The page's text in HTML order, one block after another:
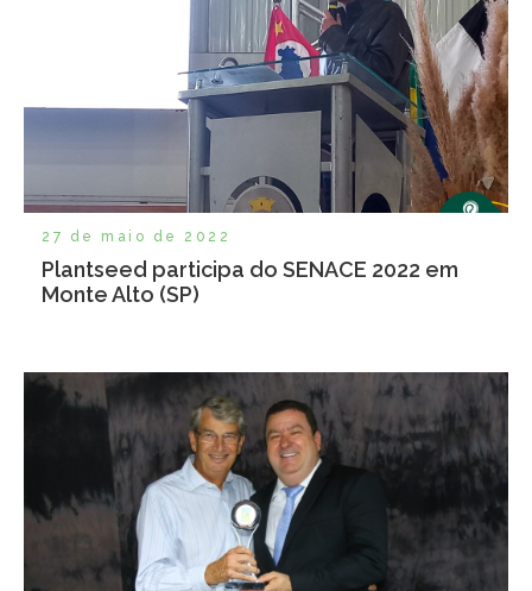
27 de maio de 2022
Plantseed participa do SENACE 2022 em
Monte Alto (SP)